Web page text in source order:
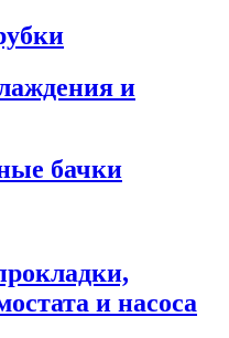
и
бачки
и насоса